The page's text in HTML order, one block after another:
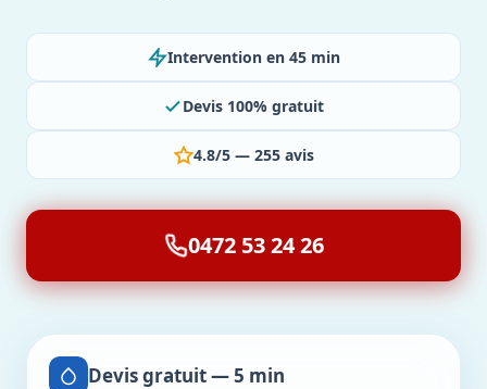
Intervention en 45 min
Devis 100% gratuit
4.8/5 — 255 avis
0472 53 24 26
Devis gratuit — 5 min